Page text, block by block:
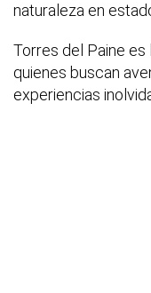
naturaleza en
Torres del Paine es
quienes buscan
experiencias